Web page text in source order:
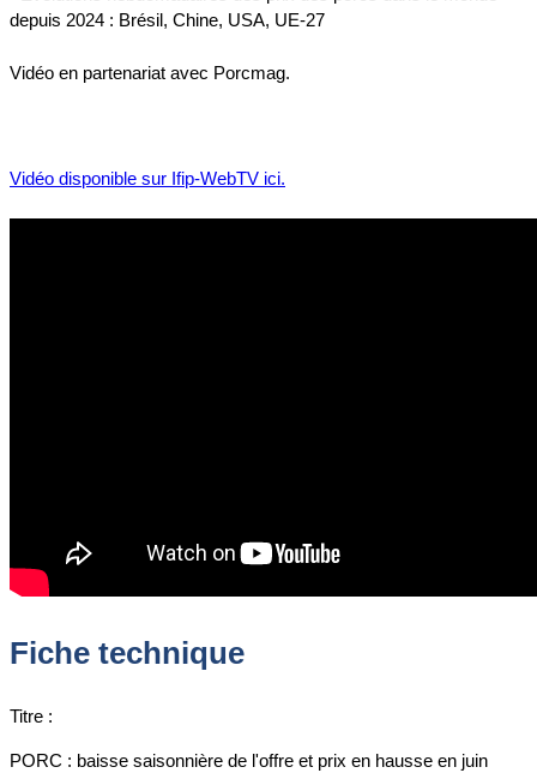
depuis 2024 : Brésil, Chine, USA, UE-27
Vidéo en partenariat avec Porcmag.
Vidéo disponible sur Ifip-WebTV ici.
Fiche technique
Titre :
PORC : baisse saisonnière de l'offre et prix en hausse en juin